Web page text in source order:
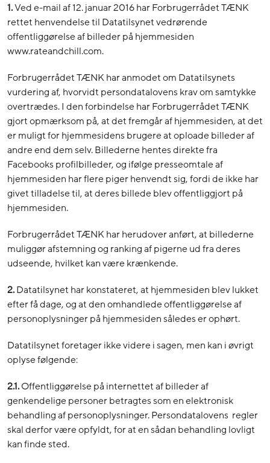
1.Ved e-mail af 12. januar 2016 har Forbrugerrådet TÆNK
rettet henvendelse til Datatilsynet vedrørende
offentliggørelse af billeder på hjemmesiden
www.rateandchill.com.
Forbrugerrådet TÆNK har anmodet om Datatilsynets
vurdering af, hvorvidt persondatalovens krav om samtykke
overtrædes. I den forbindelse har Forbrugerrådet TÆNK
gjort opmærksom på, at det fremgår af hjemmesiden, at det
er muligt for hjemmesidens brugere at oploade billeder af
andre end dem selv. Billederne hentes direkte fra
Facebooks profilbilleder, og ifølge presseomtale af
hjemmesiden har flere piger henvendt sig, fordi de ikke har
givet tilladelse til, at deres billede blev offentliggjort på
hjemmesiden.
Forbrugerrådet TÆNK har herudover anført, at billederne
muliggør afstemning og ranking af pigerne ud fra deres
udseende, hvilket kan være krænkende.
2.Datatilsynet har konstateret, at hjemmesiden blev lukket
efter få dage, og at den omhandlede offentliggørelse af
personoplysninger på hjemmesiden således er ophørt.
Datatilsynet foretager ikke videre i sagen, men kan i øvrigt
oplyse følgende:
2.1.Offentliggørelse på internettet af billeder af
genkendelige personer betragtes som en elektronisk
behandling af personoplysninger. Persondatalovens regler
skal derfor være opfyldt, for at en sådan behandling lovligt
kan finde sted.